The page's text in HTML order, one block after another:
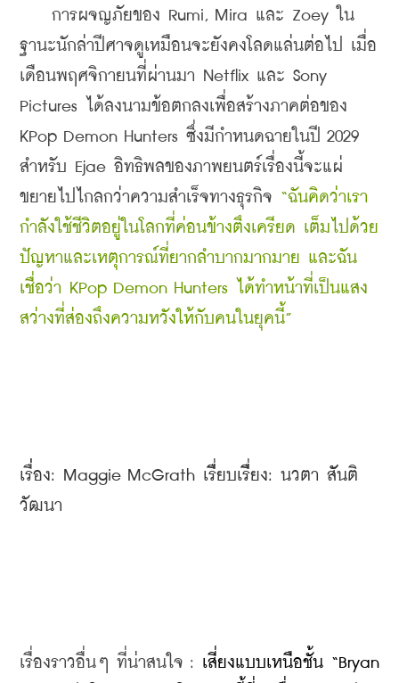
การผจญภัยของ Rumi, Mira และ Zoey ใน
ฐานะนักล่าปีศาจดูเหมือนจะยังคงโลดแล่นต่อไป เมื่อ
เดือนพฤศจิกายนที่ผ่านมา Netflix และ Sony
Pictures ได้ลงนามข้อตกลงเพื่อสร้างภาคต่อของ
KPop Demon Hunters ซึ่งมีกำหนดฉายในปี 2029
สำหรับ Ejae อิทธิพลของภาพยนตร์เรื่องนี้จะแผ่
ขยายไปไกลกว่าความสำเร็จทางธุรกิจ “ฉันคิดว่าเรา
กำลังใช้ชีวิตอยู่ในโลกที่ค่อนข้างตึงเครียด เต็มไปด้วย
ปัญหาและเหตุการณ์ที่ยากลำบากมากมาย และฉัน
เชื่อว่า KPop Demon Hunters ได้ทำหน้าที่เป็นแสง
สว่างที่ส่องถึงความหวังให้กับคนในยุคนี้”
เรื่่อง: Maggie McGrath เรื่ียบเรื่ียง: นวตา สัันติ
วัฒนา
เรื่องราวอื่นๆ ที่น่าสนใจ : เสี่ยงแบบเหนือชั้น “Bryan